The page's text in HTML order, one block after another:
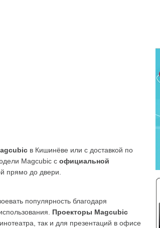
в Кишинёве или с доставкой по
Magcubic с официальной
прямо до двери.
популярность благодаря
Проекторы Magcubic
так и для презентаций в офисе